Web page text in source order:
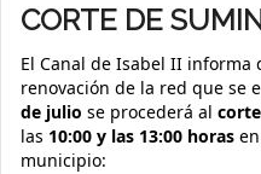
CORTE DE
El Canal de Isabel II
renovación de la red que se
de julio se procederá al
las 10:00 y las 13:00 horas
municipio: